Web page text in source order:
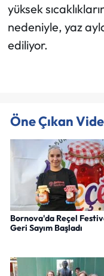
yüksek
nedeniyle, yaz
ediliyor.
Öne Çıkan
Bornova'da Reçel
Geri Sayım Başladı